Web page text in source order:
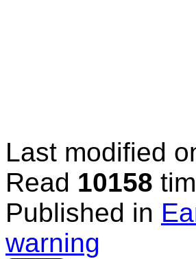
Last modified
Read 10158
Published in
warning